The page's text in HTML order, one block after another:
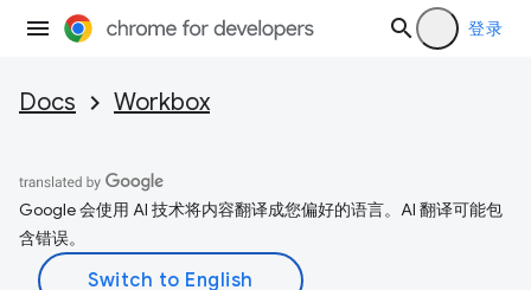
登录
Docs Workbox
Google 会使用 AI 技术将内容翻译成您偏好的语言。AI 翻译可能包
含错误。